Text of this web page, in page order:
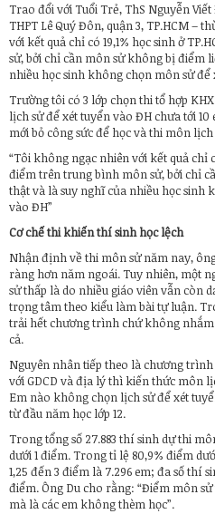
Trao đổi với Tuổi Trẻ, ThS Nguyễn
THPT Lê Quý Đôn, quận 3, TP.HCM –
với kết quả chỉ có 19,1% học sinh ở
sử, bởi chỉ cần môn sử không bị điểm
nhiều học sinh không chọn môn sử để
Trường tôi có 3 lớp chọn thi tổ hợp
lịch sử để xét tuyển vào ĐH chưa tới
mới bỏ công sức để học và thi môn
“Tôi không ngạc nhiên với kết quả chỉ
điểm trên trung bình môn sử, bởi chỉ
thật và là suy nghĩ của nhiều học sinh
vào ĐH”
Cơ chế thi khiếnthí sinh học lệch
Nhận định về thi môn sử năm nay,
ràng hơn năm ngoái. Tuy nhiên, một
sử thấp là do nhiều giáo viên vẫn còn
trọng tâm theo kiểu làm bài tự luận.
trải hết chương trình chứ không
cả.
Nguyên nhân tiếp theo là chương trình
với GDCD và địa lý thì kiến thức môn
Em nào không chọn lịch sử để xét
từ đầu năm học lớp 12.
Trong tổng số 27.883 thí sinh dự thi
dưới 1 điểm. Trong tỉ lệ 80,9% điểm
1,25 đến 3 điểm là 7.296 em; đa số thí
điểm. Ông Du cho rằng: “Điểm môn
mà là các em không thèm học”.